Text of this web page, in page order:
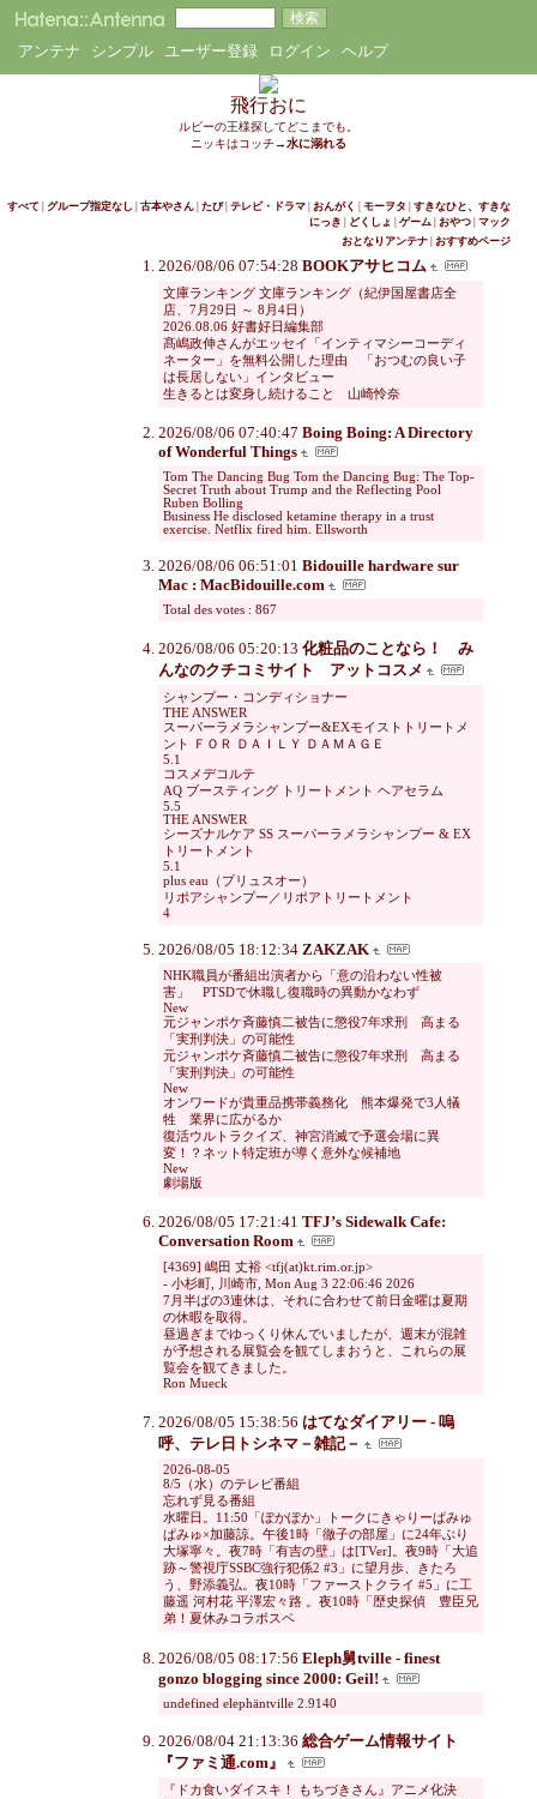
アンテナ シンプル ユーザー登録 ログイン ヘルプ
飛行おに
ルビーの王様探してどこまでも。
ニッキはコッチ→水に溺れる
すべて| グループ指定なし 古本やさん| たび| テレビ・ドラマ| おんがく モーヲタ
すきなひと、すきな
にっき
どくしょ ゲーム おやつ| マック
おとなりアンテナ| おすすめページ
2026/08/06 07:54:28 BOOKアサヒコム
文庫ランキング 文庫ランキング（紀伊国屋書店全
店、7月29日 ～ 8月4日）
2026.08.06 好書好日編集部
髙嶋政伸さんがエッセイ「インティマシーコーディ
ネーター」を無料公開した理由 「おつむの良い子
は長居しない」インタビュー
生きるとは変身し続けること 山崎怜奈
2026/08/06 07:40:47 Boing Boing: A Directory
of Wonderful Things
Tom The Dancing Bug Tom the Dancing Bug: The Top-
Secret Truth about Trump and the Reflecting Pool
Ruben Bolling
Business He disclosed ketamine therapy in a trust
exercise. Netflix fired him. Ellsworth
2026/08/06 06:51:01 Bidouille hardware sur
Mac : MacBidouille.com
Total des votes : 867
2026/08/06 05:20:13 化粧品のことなら！ み
んなのクチコミサイト アットコスメ
シャンプー・コンディショナー
THE ANSWER
スーパーラメラシャンプー&EXモイストトリートメ
ント ＦＯＲ ＤＡＩＬＹ ＤＡＭＡＧＥ
5.1
コスメデコルテ
AQ ブースティング トリートメント ヘアセラム
5.5
THE ANSWER
シーズナルケア SS スーパーラメラシャンプー & EX
トリートメント
5.1
plus eau（プリュスオー）
リポアシャンプー／リポアトリートメント
4
2026/08/05 18:12:34 ZAKZAK
NHK職員が番組出演者から「意の沿わない性被
害」 PTSDで休職し復職時の異動かなわず
New
元ジャンポケ斉藤慎二被告に懲役7年求刑 高まる
「実刑判決」の可能性
元ジャンポケ斉藤慎二被告に懲役7年求刑 高まる
「実刑判決」の可能性
New
オンワードが貴重品携帯義務化 熊本爆発で3人犠
牲 業界に広がるか
復活ウルトラクイズ、神宮消滅で予選会場に異
変！？ネット特定班が導く意外な候補地
New
劇場版
2026/08/05 17:21:41 TFJ’s Sidewalk Cafe:
Conversation Room
[4369] 嶋田 丈裕 <tfj(at)kt.rim.or.jp>
- 小杉町, 川崎市, Mon Aug 3 22:06:46 2026
7月半ばの3連休は、それに合わせて前日金曜は夏期
の休暇を取得。
昼過ぎまでゆっくり休んでいましたが、週末が混雑
が予想される展覧会を観てしまおうと、これらの展
覧会を観てきました。
Ron Mueck
2026/08/05 15:38:56 はてなダイアリー - 嗚
呼、テレ日トシネマ－雑記－
2026-08-05
8/5（水）のテレビ番組
忘れず見る番組
水曜日。11:50「ぽかぽか」トークにきゃりーぱみゅ
ぱみゅ×加藤諒。午後1時「徹子の部屋」に24年ぶり
大塚寧々。夜7時「有吉の壁」は[TVer]。夜9時「大追
跡～警視庁SSBC強行犯係2 #3」に望月歩、きたろ
う、野添義弘。夜10時「ファーストクライ #5」に工
藤遥 河村花 平澤宏々路 。夜10時「歴史探偵 豊臣兄
弟！夏休みコラボスペ
2026/08/05 08:17:56 Eleph舅tville - finest
gonzo blogging since 2000: Geil!
undefined elephäntville 2.9140
2026/08/04 21:13:36 総合ゲーム情報サイト
『ファミ通.com』
『ドカ食いダイスキ！ もちづきさん』アニメ化決